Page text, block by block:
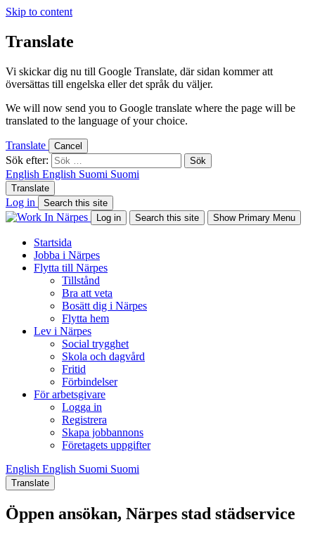
Skip to content
Translate
Vi skickar dig nu till Google Translate, där sidan kommer att
översättas till engelska eller det språk du väljer.
We will now send you to Google translate where the page will be
translated to the language of your choice.
Translate Cancel
Sök efter:
English English Suomi Suomi
Translate
Log in
Search this site
Log in
Search this site Show Primary Menu
Startsida
Jobba i Närpes
Flytta till Närpes
Tillstånd
Bra att veta
Bosätt dig i Närpes
Flytta hem
Lev i Närpes
Social trygghet
Skola och dagvård
Fritid
Förbindelser
För arbetsgivare
Logga in
Registrera
Skapa jobbannons
Företagets uppgifter
English English Suomi Suomi
Translate
Öppen ansökan, Närpes stad städservice